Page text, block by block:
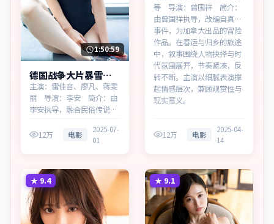
1:50:59
德国战争大片暴雪追
缉蓝光资源看
主演：雷佳音、廖凡、蒋雯
丽 导演：李安 简介：由
李安执导，融合民俗传说与
争作品。在一座滨海工业城
市，叙事围绕人物抉择与时
现群像张力。主演以细腻表
演撑起情感层次，兼顾观赏
性与现实意义。
12万 电影
2025-07-
01
等 导演：曾国祥 简介：
由曾国祥执导，改编自真实
事件，为加拿大出品的冒险
作品。在春运与归乡的旅途
中，叙事围绕人物抉择与时
代氛围展开，节奏紧凑，反
转不断。主演以细腻表演撑
起情感层次，兼顾观赏性与
现实意义。
12万 电影
2025-04-
14
★ 9.4 ★ 9.1